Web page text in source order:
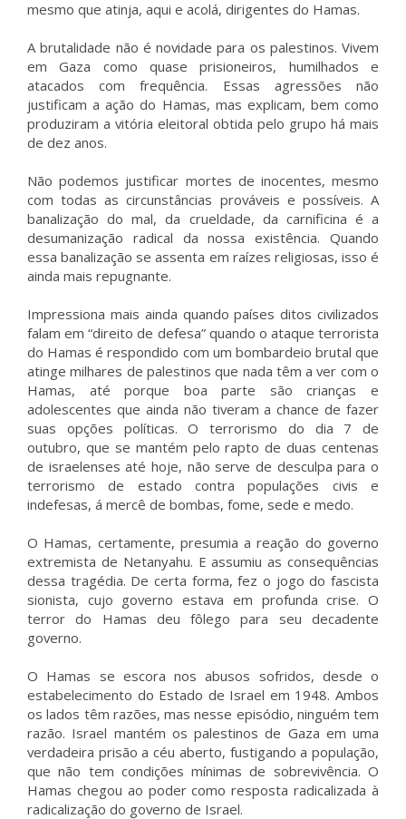
mesmo que atinja, aqui e acolá, dirigentes do Hamas.
A brutalidade não é novidade para os palestinos. Vivem
em Gaza como quase prisioneiros, humilhados e
atacados com frequência. Essas agressões não
justificam a ação do Hamas, mas explicam, bem como
produziram a vitória eleitoral obtida pelo grupo há mais
de dez anos.
Não podemos justificar mortes de inocentes, mesmo
com todas as circunstâncias prováveis e possíveis. A
banalização do mal, da crueldade, da carnificina é a
desumanização radical da nossa existência. Quando
essa banalização se assenta em raízes religiosas, isso é
ainda mais repugnante.
Impressiona mais ainda quando países ditos civilizados
falam em “direito de defesa” quando o ataque terrorista
do Hamas é respondido com um bombardeio brutal que
atinge milhares de palestinos que nada têm a ver com o
Hamas, até porque boa parte são crianças e
adolescentes que ainda não tiveram a chance de fazer
suas opções políticas. O terrorismo do dia 7 de
outubro, que se mantém pelo rapto de duas centenas
de israelenses até hoje, não serve de desculpa para o
terrorismo de estado contra populações civis e
indefesas, á mercê de bombas, fome, sede e medo.
O Hamas, certamente, presumia a reação do governo
extremista de Netanyahu. E assumiu as consequências
dessa tragédia. De certa forma, fez o jogo do fascista
sionista, cujo governo estava em profunda crise. O
terror do Hamas deu fôlego para seu decadente
governo.
O Hamas se escora nos abusos sofridos, desde o
estabelecimento do Estado de Israel em 1948. Ambos
os lados têm razões, mas nesse episódio, ninguém tem
razão. Israel mantém os palestinos de Gaza em uma
verdadeira prisão a céu aberto, fustigando a população,
que não tem condições mínimas de sobrevivência. O
Hamas chegou ao poder como resposta radicalizada à
radicalização do governo de Israel.